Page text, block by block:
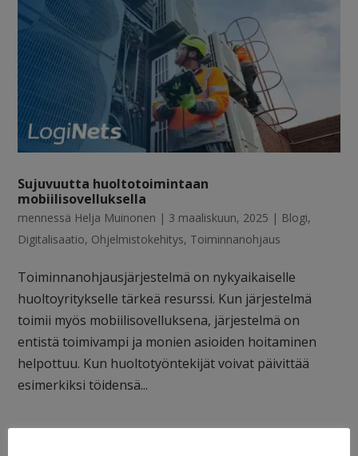
Sujuvuutta huoltotoimintaan
mobiilisovelluksella
mennessä Helja Muinonen | 3 maaliskuun, 2025 | Blogi,
Digitalisaatio, Ohjelmistokehitys, Toiminnanohjaus
Toiminnanohjausjärjestelmä on nykyaikaiselle
huoltoyritykselle tärkeä resurssi. Kun järjestelmä
toimii myös mobiilisovelluksena, järjestelmä on
entistä toimivampi ja monien asioiden hoitaminen
helpottuu. Kun huoltotyöntekijät voivat päivittää
esimerkiksi töidensä...